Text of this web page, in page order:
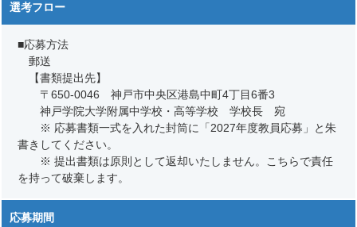
選考フロー
■応募方法
郵送
【書類提出先】
〒650-0046 神戸市中央区港島中町4丁目6番3
神戸学院大学附属中学校・高等学校 学校長 宛
※ 応募書類一式を入れた封筒に「2027年度教員応募」と朱
書きしてください。
※ 提出書類は原則として返却いたしません。こちらで責任
を持って破棄します。
応募期間